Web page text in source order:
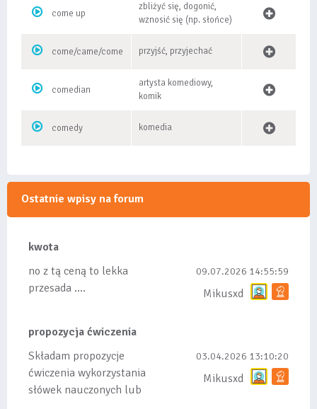
come up
zbliżyć się, dogonić,
wznosić się (np. słońce)
come/came/come przyjść, przyjechać
comedian
artysta komediowy,
komik
comedy komedia
Ostatnie wpisy na forum
kwota
no z tą ceną to lekka
przesada ....
09.07.2026 14:55:59
Mikusxd
propozycja ćwiczenia
Składam propozycje
ćwiczenia wykorzystania
słówek nauczonych lub
03.04.2026 13:10:20
Mikusxd